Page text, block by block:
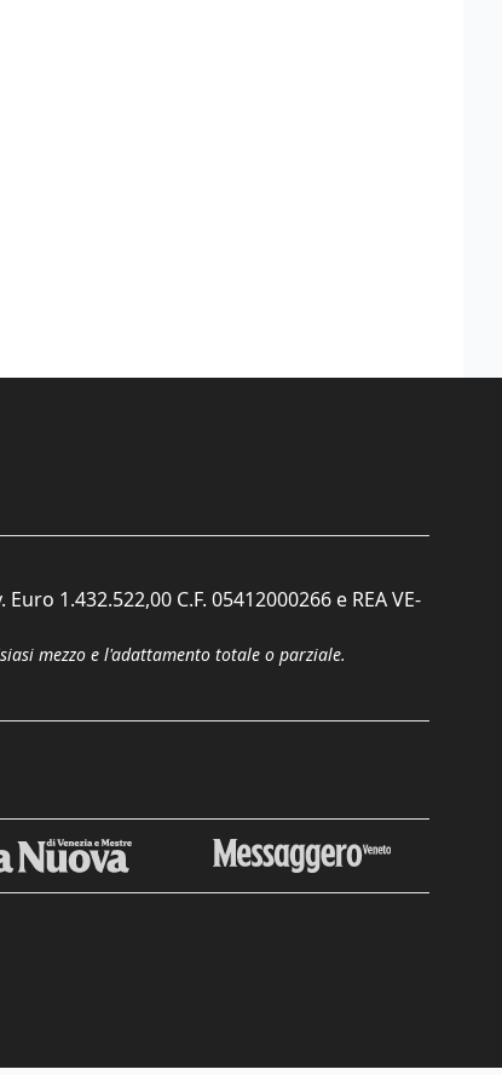
1.432.522,00 C.F. 05412000266 e REA VE-
mezzo e l'adattamento totale o parziale.